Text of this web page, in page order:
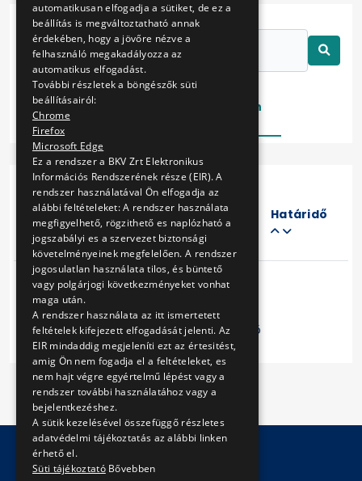
Folyamatban
Cím
Eljárás
száma
Határidő
Előző 1 Következő
automatikusan elfogadja a sütiket, de ez a
beállítás is megváltoztatható annak
érdekében, hogy a jövőre nézve a
felhasználó megakadályozza az
automatikus elfogadást.
További részletek a böngészők süti
beállításairól:
Chrome
Firefox
Microsoft Edge
Ez a rendszer a BKV Zrt Elektronikus
Információs Rendszerének része (EIR). A
rendszer használatával Ön elfogadja az
alábbi feltételeket: A rendszer használata
megfigyelhető, rögzithető es naplózható a
jogszabályi es a szervezet biztonsági
követelményeinek megfelelően. A rendszer
jogosulatlan használata tilos, és büntető
vagy polgárjogi következményeket vonhat
maga után.
A rendszer használata az itt ismertetett
feltételek kifejezett elfogadását jelenti. Az
EIR mindaddig megjeleníti ezt az értesitést,
amig Ön nem fogadja el a feltételeket, es
nem hajt végre egyértelmű lépést vagy a
rendszer további használatához vagy a
bejelentkezéshez.
A sütik kezelésével összefüggő részletes
adatvédelmi tájékoztatás az alábbi linken
érhető el.
Süti tájékoztató Bővebben